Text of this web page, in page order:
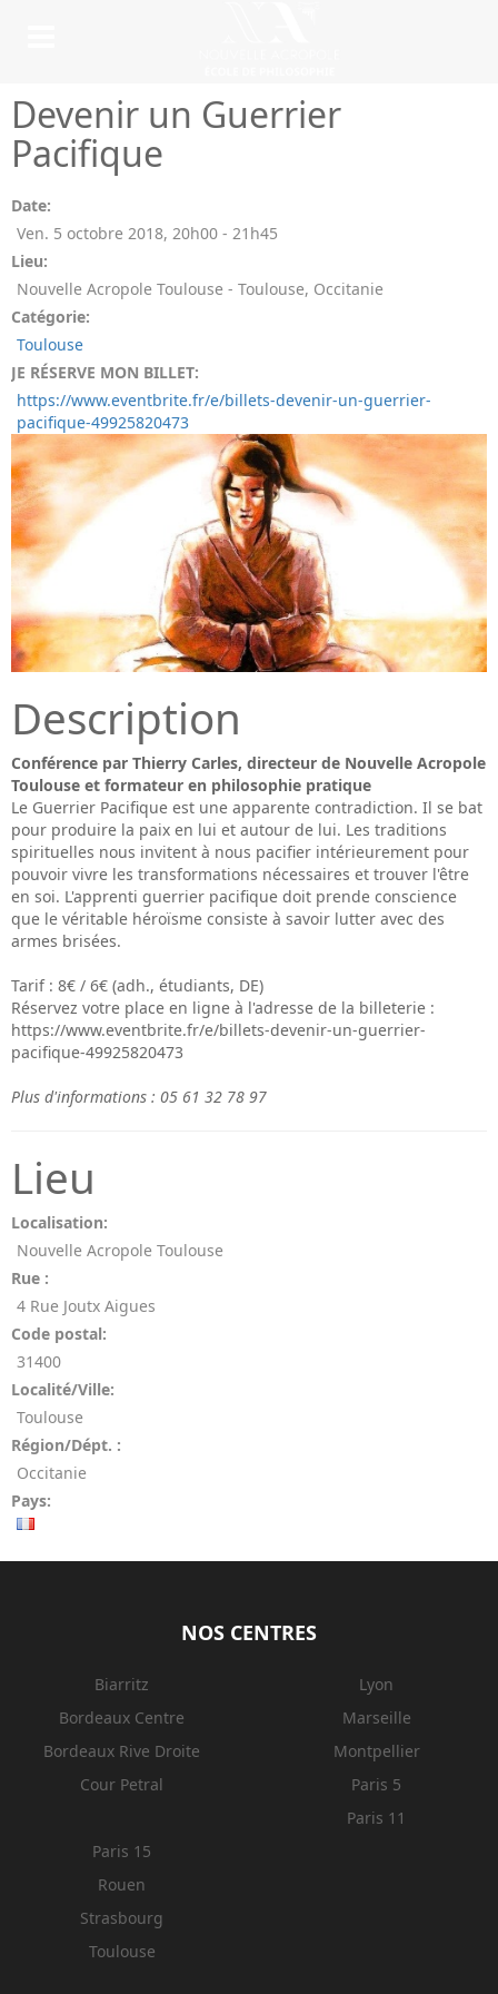
Devenir un Guerrier
Pacifique
Date:
Ven. 5 octobre 2018, 20h00 - 21h45
Lieu:
Nouvelle Acropole Toulouse - Toulouse, Occitanie
Catégorie:
Toulouse
JE RÉSERVE MON BILLET:
https://www.eventbrite.fr/e/billets-devenir-un-guerrier-
pacifique-49925820473
Description
Conférence par Thierry Carles, directeur de Nouvelle Acropole
Toulouse et formateur en philosophie pratique
Le Guerrier Pacifique est une apparente contradiction. Il se bat
pour produire la paix en lui et autour de lui. Les traditions
spirituelles nous invitent à nous pacifier intérieurement pour
pouvoir vivre les transformations nécessaires et trouver l'être
en soi. L'apprenti guerrier pacifique doit prende conscience
que le véritable héroïsme consiste à savoir lutter avec des
armes brisées.
Tarif : 8€ / 6€ (adh., étudiants, DE)
Réservez votre place en ligne à l'adresse de la billeterie :
https://www.eventbrite.fr/e/billets-devenir-un-guerrier-
pacifique-49925820473
Plus d'informations : 05 61 32 78 97
Lieu
Localisation:
Nouvelle Acropole Toulouse
Rue :
4 Rue Joutx Aigues
Code postal:
31400
Localité/Ville:
Toulouse
Région/Dépt. :
Occitanie
Pays:
NOS CENTRES
Biarritz
Bordeaux Centre
Bordeaux Rive Droite
Cour Petral
Lyon
Marseille
Montpellier
Paris 5
Paris 11
Paris 15
Rouen
Strasbourg
Toulouse